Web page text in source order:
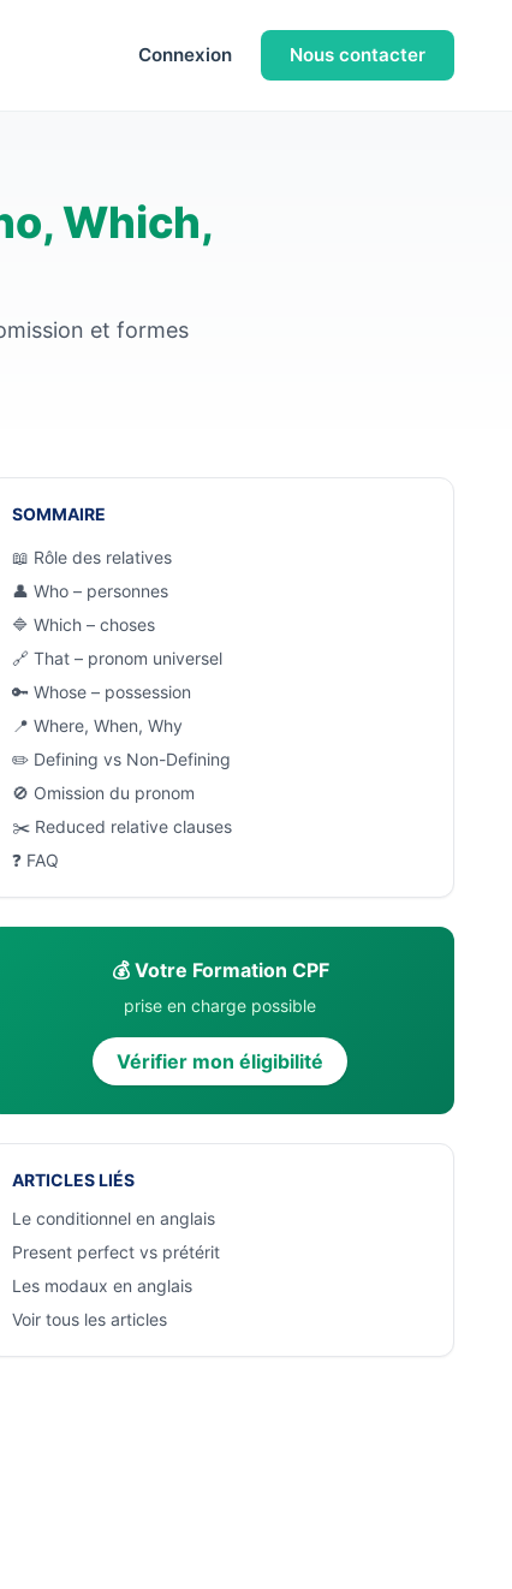
Connexion Nous contacter
Which,
et formes
SOMMAIRE
📖 Rôle des relatives
👤 Who – personnes
🔷 Which – choses
🔗 That – pronom universel
🔑 Whose – possession
📍 Where, When, Why
✏️ Defining vs Non-Defining
🚫 Omission du pronom
✂️ Reduced relative clauses
❓ FAQ
💰 Votre Formation CPF
prise en charge possible
Vérifier mon éligibilité
ARTICLES LIÉS
Le conditionnel en anglais
Present perfect vs prétérit
Les modaux en anglais
Voir tous les articles